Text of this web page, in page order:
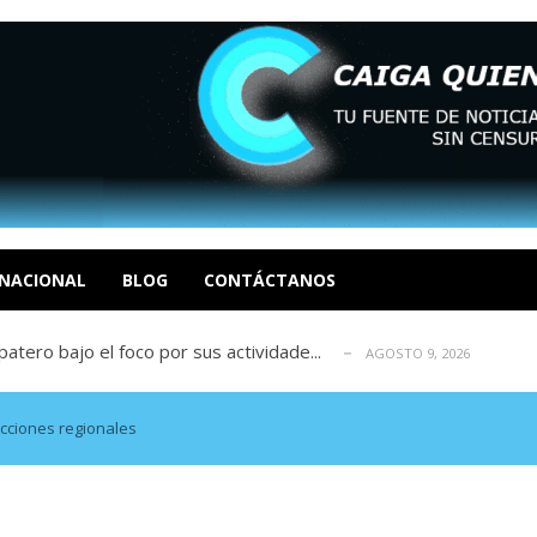
BLOG CONTÁCTANOS
en Venezuela tras finalizar su mis... AGOSTO 9, 2026
fondos para afectados por los terr... AGOSTO 9, 2026
deja un policía muerto AGOSTO 9, 2026
bajo el foco por sus actividade...
las secuelas que deja la prisión ... AGOSTO 9, 2026
en Venezuela tras finalizar su mis... AGOSTO 9, 2026
fondos para afectados por los terr...
deja un policía muerto AGOSTO 9, 2026
regionales